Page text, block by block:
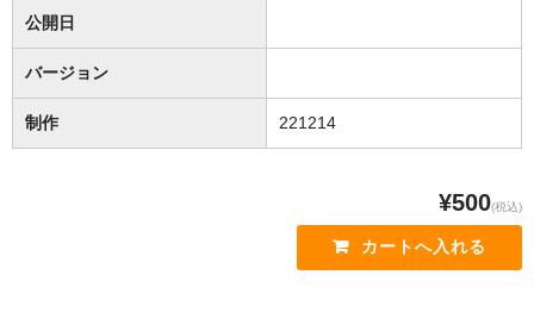
o
k
公開日
バージョン
制作 221214
¥500(税込)